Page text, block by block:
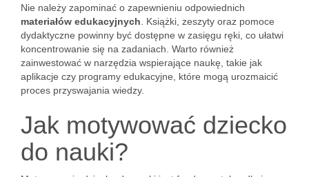
Nie należy zapominać o zapewnieniu odpowiednich
materiałów edukacyjnych . Książki, zeszyty oraz pomoce
dydaktyczne powinny być dostępne w zasięgu ręki, co ułatwi
koncentrowanie się na zadaniach. Warto również
zainwestować w narzędzia wspierające naukę, takie jak
aplikacje czy programy edukacyjne, które mogą urozmaicić
proces przyswajania wiedzy.
Jak motywować dziecko
do nauki?